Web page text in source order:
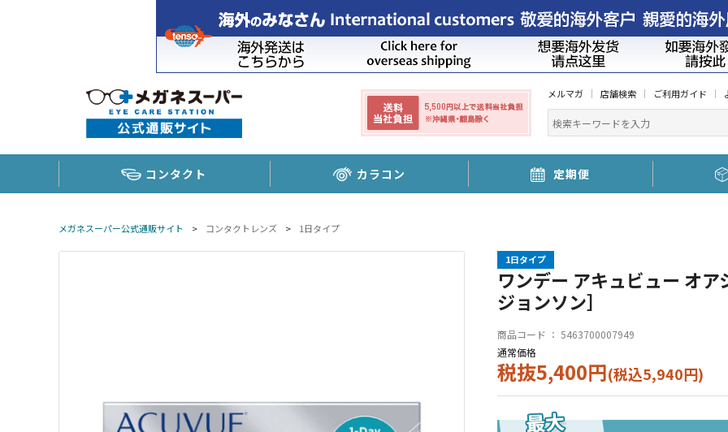
メルマガ 店舗検索 ご利用ガイド
コンタクト カラコン 定期便
メガネスーパー公式通販サイト > コンタクトレンズ > 1日タイプ
1日タイプ
ワンデー アキュビュー オ
ジョンソン］
商品コード ： 5463700007949
通常価格
税抜5,400円(税込5,940円)